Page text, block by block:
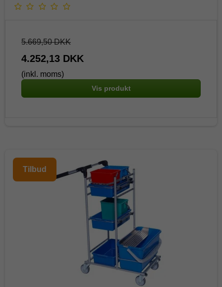
5.669,50 DKK
4.252,13 DKK
(inkl. moms)
Vis produkt
Tilbud